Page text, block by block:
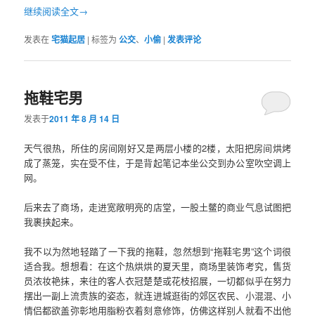
继续阅读全文→
发表在宅猫起居 |标签为 公交、小偷 |发表评论
拖鞋宅男
发表于2011 年 8 月 14 日
天气很热，所住的房间刚好又是两层小楼的2楼，太阳把房间烘烤
成了蒸笼，实在受不住，于是背起笔记本坐公交到办公室吹空调上
网。
后来去了商场，走进宽敞明亮的店堂，一股土鳖的商业气息试图把
我裹挟起来。
我不以为然地轻踏了一下我的拖鞋，忽然想到“拖鞋宅男”这个词很
适合我。想想看：在这个热烘烘的夏天里，商场里装饰考究，售货
员浓妆艳抹，来往的客人衣冠楚楚或花枝招展，一切都似乎在努力
摆出一副上流贵族的姿态，就连进城逛街的郊区农民、小混混、小
情侣都欲盖弥彰地用脂粉衣着刻意修饰，仿佛这样别人就看不出他